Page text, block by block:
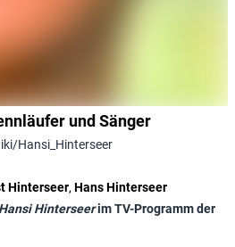
und Sänger
Hansi_Hinterseer
Hinterseer, Hans Hinterseer
Hansi Hinterseerim TV-Programm der